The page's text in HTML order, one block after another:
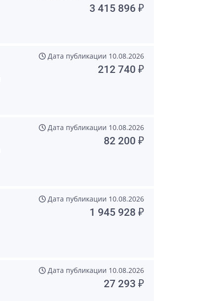
3 415 896 ₽
Дата публикации 10.08.2026
212 740 ₽
Дата публикации 10.08.2026
82 200 ₽
Дата публикации 10.08.2026
1 945 928 ₽
Дата публикации 10.08.2026
27 293 ₽